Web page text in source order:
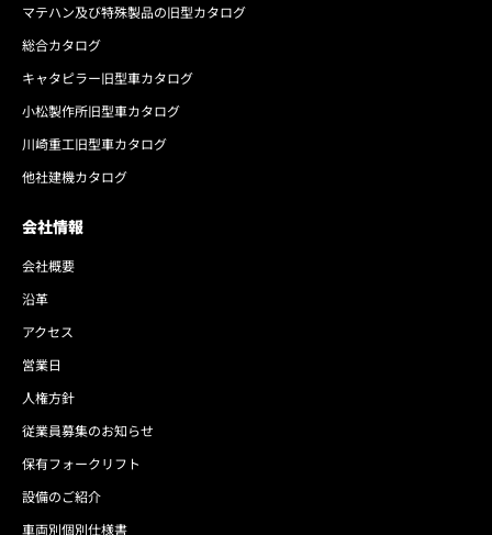
マテハン及び特殊製品の旧型カタログ
総合カタログ
キャタピラー旧型車カタログ
小松製作所旧型車カタログ
川崎重工旧型車カタログ
他社建機カタログ
会社情報
会社概要
沿革
アクセス
営業日
人権方針
従業員募集のお知らせ
保有フォークリフト
設備のご紹介
車両別個別仕様書